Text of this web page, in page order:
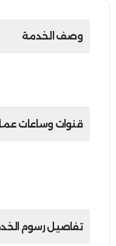
وصف الخدمة
قنوات وساعات
تفاصيل رسوم